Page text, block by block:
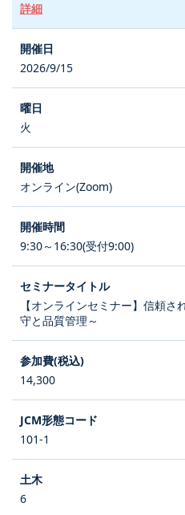
詳細
2026/9/15
火
オンライン(Zoom)
9:30～16:30(受付9:00)
【オンラインセミナー】信頼
守と品質管理～
14,300
101-1
6